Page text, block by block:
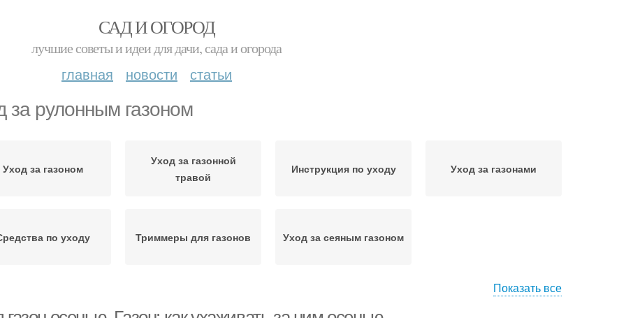
САД И ОГОРОД
лучшие советы и идеи для дачи, сада и огорода
главная новости статьи
за рулонным газоном
Уход за газоном
Уход за газонной
травой
Инструкция по уходу Уход за газонами
по уходу Триммеры для газонов Уход за сеяным газоном
Показать все